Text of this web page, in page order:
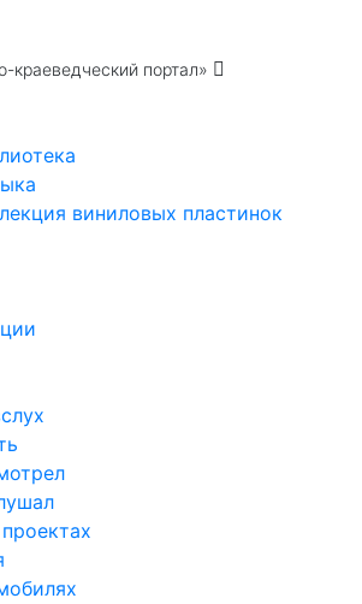
краеведческий портал»
виниловых пластинок